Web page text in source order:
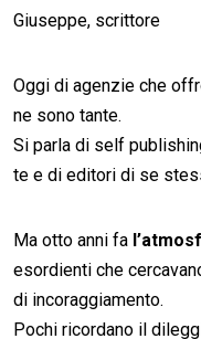
Giuseppe, scrittore
Oggi di agenzie che
ne sono tante.
Si parla di self
te e di editori di se
Ma otto anni fa
esordienti che
di incoraggiamento.
Pochi ricordano il